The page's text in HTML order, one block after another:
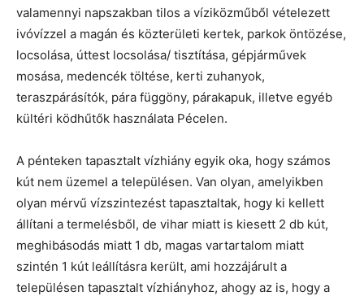
valamennyi napszakban tilos a víziközműből vételezett
ivóvízzel a magán és közterületi kertek, parkok öntözése,
locsolása, úttest locsolása/ tisztítása, gépjárművek
mosása, medencék töltése, kerti zuhanyok,
teraszpárásítók, pára függöny, párakapuk, illetve egyéb
kültéri ködhűtők használata Pécelen.
A pénteken tapasztalt vízhiány egyik oka, hogy számos
kút nem üzemel a településen. Van olyan, amelyikben
olyan mérvű vízszintezést tapasztaltak, hogy ki kellett
állítani a termelésből, de vihar miatt is kiesett 2 db kút,
meghibásodás miatt 1 db, magas vartartalom miatt
szintén 1 kút leállításra került, ami hozzájárult a
településen tapasztalt vízhiányhoz, ahogy az is, hogy a